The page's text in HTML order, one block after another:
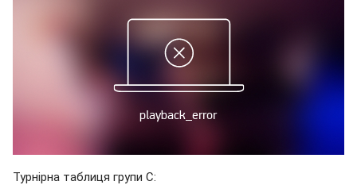
Турнірна таблиця групи C: